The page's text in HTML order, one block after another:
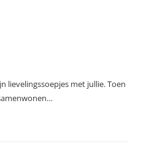
lievelingssoepjes met jullie. Toen